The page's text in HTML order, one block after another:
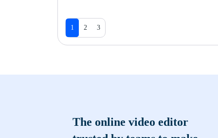
1 2 3
The online video editor